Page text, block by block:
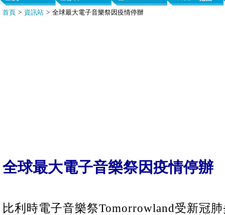
首頁 > 資訊站 > 全球最大電子音樂祭因疫情停辦
全球最大電子音樂祭因疫情停辦
比利時電子音樂祭Tomorrowland受新冠